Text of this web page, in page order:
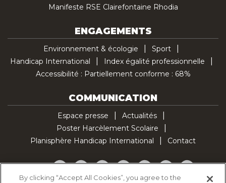
Manifeste RSE Clairefontaine Rhodia
ENGAGEMENTS
Environnement & écologie
Sport
Handicap International
Index égalité professionnelle
Accessibilité : Partiellement conforme : 68%
COMMUNICATION
Espace presse
Actualités
Poster Harcèlement Scolaire
Planisphère Handicap International
Contact
Facebook
TwitterYouTubePinterestInstagramLinkedInTikTok
By clicking “Accept All Cookies”, you agree to the